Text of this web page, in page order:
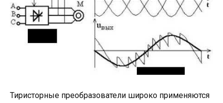
Тиристорные преобразователи широко применяются